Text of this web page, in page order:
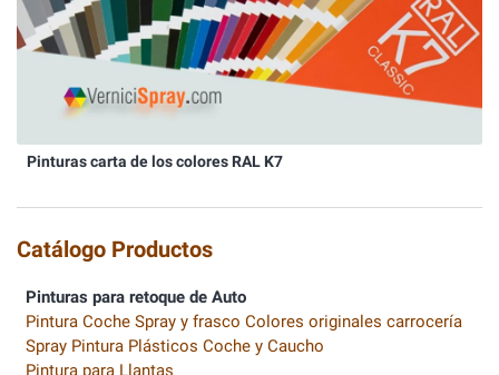
Pinturas carta de los colores RAL K7
Catálogo Productos
Pinturas para retoque de Auto
Pintura Coche Spray y frasco Colores originales carrocería
Spray Pintura Plásticos Coche y Caucho
Pintura para Llantas